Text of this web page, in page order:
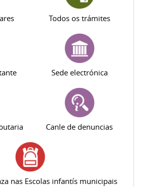
Todos os trámites
Sede electrónica
Canle de denuncias
nas Escolas infantís municipais